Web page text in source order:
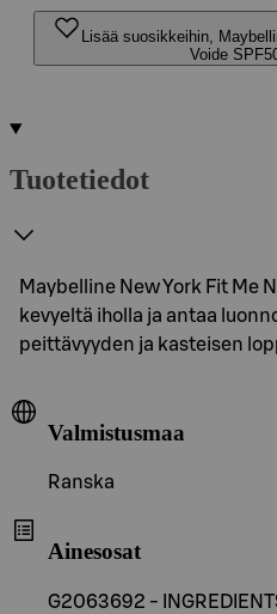
Lisää suosikkeihin,
Voide
Tuotetiedot
Maybelline New York Fit Me
kevyeltä iholla ja antaa
peittävyyden ja kasteisen
Valmistusmaa
Ranska
Ainesosat
G2063692 -